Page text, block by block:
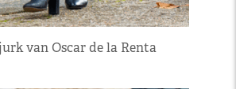
van Oscar de la Renta